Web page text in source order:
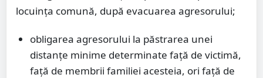
locuinţa comună, după evacuarea agresorului;
obligarea agresorului la păstrarea unei
distanţe minime determinate faţă de victimă,
faţă de membrii familiei acesteia, ori faţă de